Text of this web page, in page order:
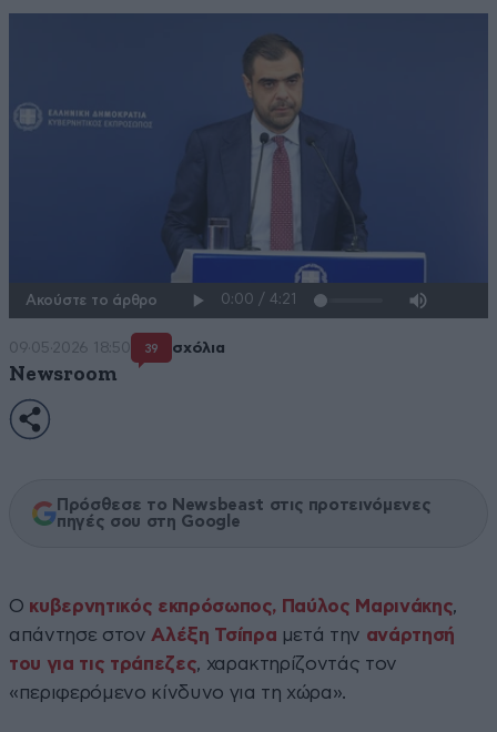
Ακούστε το άρθρο
09·05·2026 18:50 39 σχόλια
Newsroom
Πρόσθεσε το Newsbeast στις προτεινόμενες
πηγές σου στη Google
Ο κυβερνητικός εκπρόσωπος, Παύλος Μαρινάκης,
απάντησε στον Αλέξη Τσίπρα μετά την ανάρτησή
του για τις τράπεζες, χαρακτηρίζοντάς τον
«περιφερόμενο κίνδυνο για τη χώρα».